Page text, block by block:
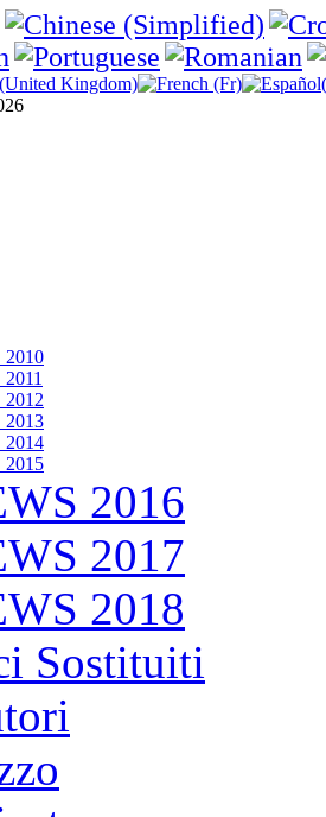
2010
2012
2013
2014
2015
2016
2017
2018
Sostituiti